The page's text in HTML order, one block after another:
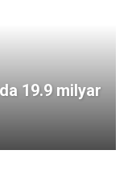
19.9 milyar